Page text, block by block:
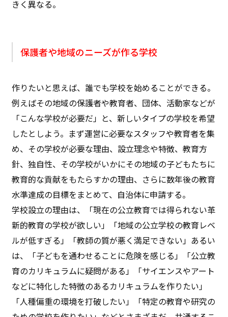
きく異なる。
保護者や地域のニーズが作る学校
作りたいと思えば、誰でも学校を始めることができる。
例えばその地域の保護者や教育者、団体、活動家などが
「こんな学校が必要だ」と、新しいタイプの学校を希望
したとしよう。まず運営に必要なスタッフや教育者を集
め、その学校が必要な理由、設立理念や特徴、教育方
針、独自性、その学校がいかにその地域の子どもたちに
教育的な貢献をもたらすかの理由、さらに数年後の教育
水準達成の目標をまとめて、自治体に申請する。
学校設立の理由は、「現在の公立教育では得られない革
新的教育の学校が欲しい」「地域の公立学校の教育レベ
ルが低すぎる」「教師の質が悪く満足できない」あるい
は、「子どもを通わせることに危険を感じる」「公立教
育のカリキュラムに疑問がある」「サイエンスやアート
などに特化した特徴のあるカリキュラムを作りたい」
「人種偏重の環境を打破したい」「特定の教育や研究の